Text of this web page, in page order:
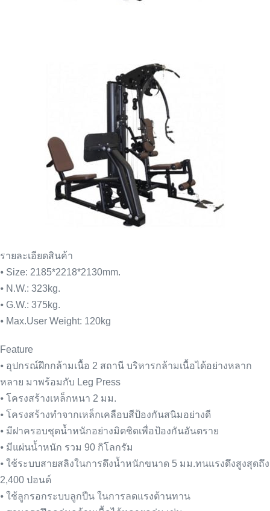
รายละเอียดสินค้า
⦁ Size: 2185*2218*2130mm.
⦁ N.W.: 323kg.
⦁ G.W.: 375kg.
⦁ Max.User Weight: 120kg
Feature
⦁ อุปกรณ์ฝึกกล้ามเนื้อ 2 สถานี บริหารกล้ามเนื้อได้อย่างหลาก
หลาย มาพร้อมกับ Leg Press
⦁ โครงสร้างเหล็กหนา 2 มม.
⦁ โครงสร้างทำจากเหล็กเคลือบสีป้องกันสนิมอย่างดี
⦁ มีฝาครอบชุดน้ำหนักอย่างมิดชิดเพื่อป้องกันอันตราย
⦁ มีแผ่นน้ำหนัก รวม 90 กิโลกรัม
⦁ ใช้ระบบสายสลิงในการดึงน้ำหนักขนาด 5 มม.ทนแรงดึงสูงสุดถึง
2,400 ปอนด์
⦁ ใช้ลูกรอกระบบลูกปืน ในการลดแรงต้านทาน